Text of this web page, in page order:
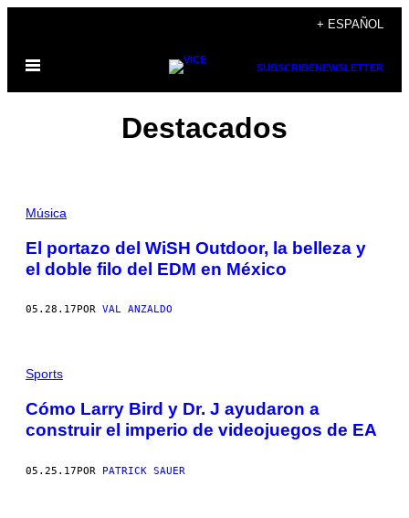
contenido
+ ESPAÑOL
Abrir
SUBSCRIBENEWSLETTER
Destacados
Música
El portazo del WiSH Outdoor, la belleza y
el doble filo del EDM en México
05.28.17 POR VAL ANZALDO
Sports
Cómo Larry Bird y Dr. J ayudaron a
construir el imperio de videojuegos de EA
05.25.17POR PATRICK SAUER